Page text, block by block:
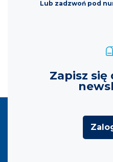
Lub zadzwoń pod
Zapisz się